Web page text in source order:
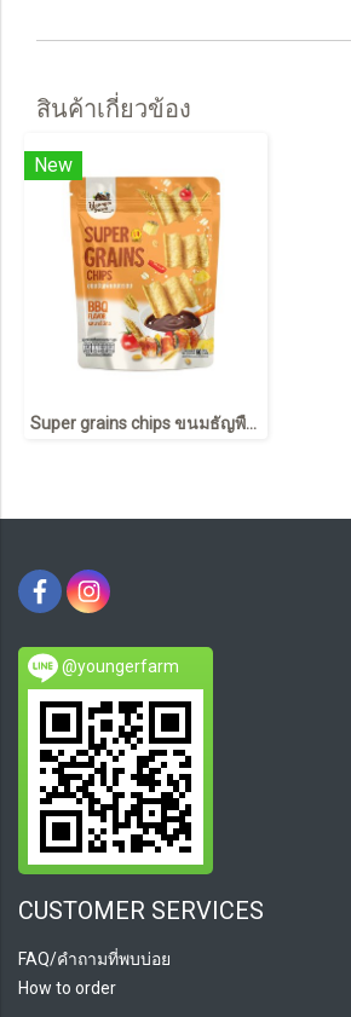
สินค้าเกี่ยวข้อง
New
Super grains chips ขนมธัญพืชอบกรอบ รสบาร์บีคิว 60 กรัม
@youngerfarm
CUSTOMER SERVICES
FAQ/คำถามที่พบบ่อย
How to order